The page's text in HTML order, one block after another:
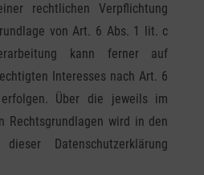
rechtlichen Verpflichtung
von Art. 6 Abs. 1 lit. c
kann ferner auf
Interesses nach Art. 6
Über die jeweils im
Rechtsgrundlagen wird in den
Datenschutzerklärung